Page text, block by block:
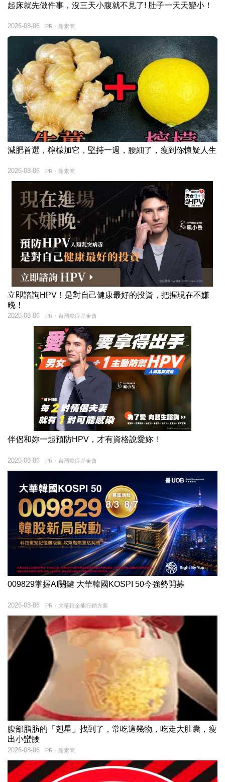
起床就先做件事，沒三天小腹就不見了! 肚子一天天變小！
PR・新素簡
2026-08-06
減肥首選，檸檬加它，堅持一週，腰細了，瘦到你懷疑人生
PR・新素簡
2026-08-06
立即諮詢HPV！是對自己健康最好的投資，把握現在不嫌
晚！
PR・台灣癌症基金會
2026-08-06
伴侶和妳一起預防HPV，才有資格說愛妳！
PR・台灣癌症基金會
2026-08-06
009829掌握AI關鍵 大華韓國KOSPI 50今強勢開募
PR・大華銀全能行銷方案
2026-08-06
腹部脂肪的「剋星」找到了，常吃這幾物，吃走大肚囊，瘦
出小蠻腰
PR・新素簡
2026-08-06